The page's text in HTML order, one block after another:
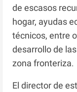
de escasos
hogar, ayudas
técnicos, entre
desarrollo de
zona fronteriza.
El director de